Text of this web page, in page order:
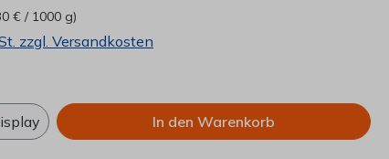
€ / 1000 g)
zzgl. Versandkosten
Gib den gewünschten Wert
In den Warenkorb